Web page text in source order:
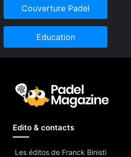
Couverture Padel
Education
Edito & contacts
Les éditos de Franck Binisti